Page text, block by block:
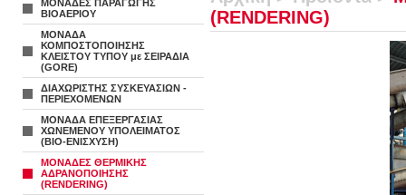
ΜΟΝΑΔΕΣ ΠΑΡΑΓΩΓΗΣ
ΒΙΟΑΕΡΙΟΥ
ΜΟΝΑΔΑ
ΚΟΜΠΟΣΤΟΠΟΙΗΣΗΣ
ΚΛΕΙΣΤΟΥ ΤΥΠΟΥ με ΣΕΙΡΑΔΙΑ
(GORE)
ΔΙΑΧΩΡΙΣΤΗΣ ΣΥΣΚΕΥΑΣΙΩΝ -
ΠΕΡΙΕΧΟΜΕΝΩΝ
ΜΟΝΑΔΑ ΕΠΕΞΕΡΓΑΣΙΑΣ
ΧΩΝΕΜΕΝΟΥ ΥΠΟΛΕΙΜΑΤΟΣ
(ΒΙΟ-ΕΝΙΣΧΥΣΗ)
ΜΟΝΑΔΕΣ ΘΕΡΜΙΚΗΣ
ΑΔΡΑΝΟΠΟΙΗΣΗΣ
(RENDERING)
(RENDERING)